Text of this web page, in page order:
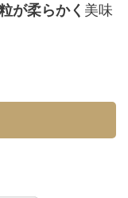
が柔らかく 美味